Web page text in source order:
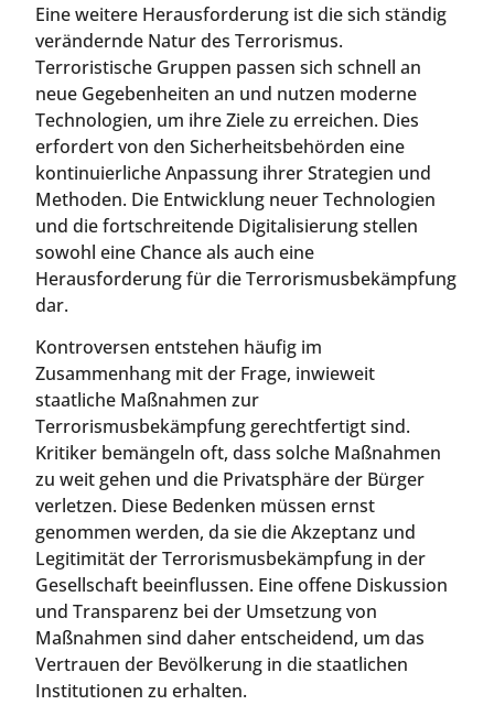
Eine weitere Herausforderung ist die sich ständig
verändernde Natur des Terrorismus.
Terroristische Gruppen passen sich schnell an
neue Gegebenheiten an und nutzen moderne
Technologien, um ihre Ziele zu erreichen. Dies
erfordert von den Sicherheitsbehörden eine
kontinuierliche Anpassung ihrer Strategien und
Methoden. Die Entwicklung neuer Technologien
und die fortschreitende Digitalisierung stellen
sowohl eine Chance als auch eine
Herausforderung für die Terrorismusbekämpfung
dar.
Kontroversen entstehen häufig im
Zusammenhang mit der Frage, inwieweit
staatliche Maßnahmen zur
Terrorismusbekämpfung gerechtfertigt sind.
Kritiker bemängeln oft, dass solche Maßnahmen
zu weit gehen und die Privatsphäre der Bürger
verletzen. Diese Bedenken müssen ernst
genommen werden, da sie die Akzeptanz und
Legitimität der Terrorismusbekämpfung in der
Gesellschaft beeinflussen. Eine offene Diskussion
und Transparenz bei der Umsetzung von
Maßnahmen sind daher entscheidend, um das
Vertrauen der Bevölkerung in die staatlichen
Institutionen zu erhalten.